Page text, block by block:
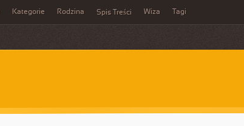
Kategorie Rodzina Spis Treści Wiza Tagi